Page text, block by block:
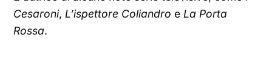
Cesaroni, L’ispettore Coliandro e La Porta
Rossa.